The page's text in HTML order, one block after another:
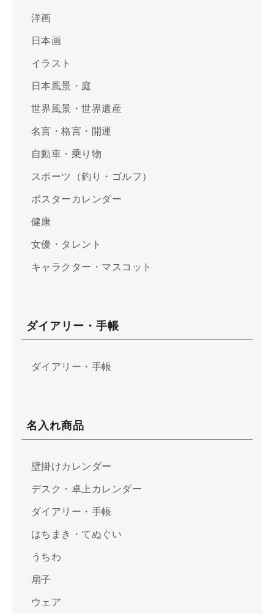
洋画
日本画
イラスト
日本風景・庭
世界風景・世界遺産
名言・格言・開運
自動車・乗り物
スポーツ（釣り・ゴルフ）
ポスターカレンダー
健康
女優・タレント
キャラクター・マスコット
ダイアリー・手帳
ダイアリー・手帳
名入れ商品
壁掛けカレンダー
デスク・卓上カレンダー
ダイアリー・手帳
はちまき・てぬぐい
うちわ
扇子
ウェア